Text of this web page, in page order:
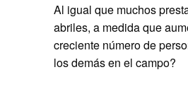
Al igual que muchos
abriles, a medida que
creciente número de
los demás en el campo?